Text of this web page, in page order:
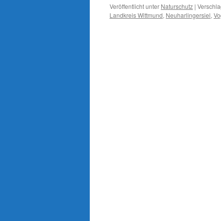
Veröffentlicht unter Naturschutz |
Landkreis Wittmund, Neuharlingersiel,